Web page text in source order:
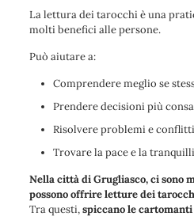
La lettura dei tarocchi è una
molti benefici alle persone.
Può aiutare a:
Comprendere meglio se
Prendere decisioni più
Risolvere problemi e
Trovare la pace e la
Nella città di Grugliasco, ci sono
possono offrire letture dei
Tra questi,spiccano le